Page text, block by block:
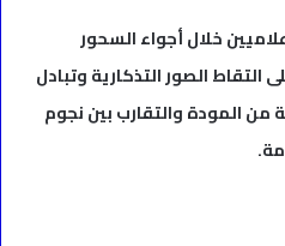
خلال أجواء السحور
الصور التذكارية وتبادل
من المودة والتقارب بين نجوم